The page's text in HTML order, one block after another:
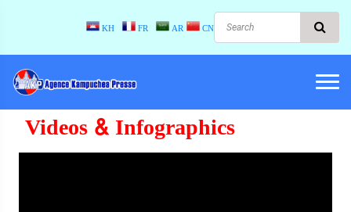
KH FR AR CN
Videos & Infographics